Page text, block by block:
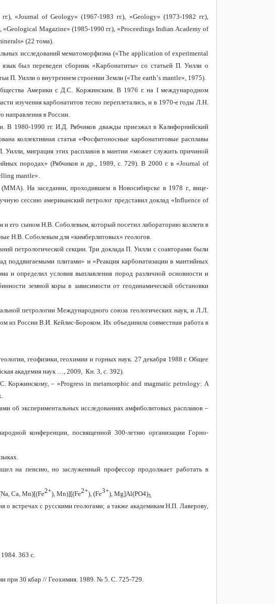
«Journal of Geology» (1967-1983 гг.), «Geology» (1973-1982 гг.),
«Geological Magazine» (1985-1990 гг.), «Proceedings Indian Academy of
» (22 тома).
исследований мематоморфизма («The application of experimental
был переведен сборник «Карбонатиты» со статьей П. Уилли о
П. Уилли о внутреннем строении Земли («The earth’s mantle», 1975).
Америки с Д.С. Коржинским. В 1976 г. на Iмеждународном
изучения карбонатитов тесно переплетались, и в 1970-е годы Л.Н.
направления в России.
В 1980-1990 гг. И.Д. Рябчиков дважды приезжал в Калифорнийский
коллективная статья «Фосфатоносные карбонатитовые расплавы
миграция этих расплавов в мантии «может служить причиной
породах» (Рябчиков и др., 1989, с. 729). В 2000 г. в «Journal of
mantle».
На заседании, проходившем в Новосибирске в 1978 г., вице-
сессию американский петролог представил доклад «Influence of
и его сыном Н.В. Соболевым, который посетил лабораторию коллеги в
Н.В. Соболевым для «кимберлитовых» геологов.
петрологической секции. Три доклада П. Уилли с соавторами были
поддвигаемыми плитами» и «Реакция карбонатизации в мантийных
и определил условия выплавления пород различной основности и
земной коры в зависимости от геодинамической обстановки
петрологии Международного союза геологических наук, и Л.Л.
из России В.И. Кейлис-Бороком. Их объединила совместная работа в
геофизики, геохимии и горных наук. 27 декабря 1988 г. Общее
академия наук …, 2009, Кн. 3, с. 392).
Коржинскому, – «Progress in metamorphic and magmatic petrology:A
об экспериментальных исследованиях амфиболитовых расплавов –
конференции, посвященной 300-летию организации Горно-
на пенсию, но заслуженный профессор продолжает работать в
Na, Ca, Mn)[(Fe2+), Mn)][(Fe2+), (Fe3+), Mg]Al(PO4)3.
встречах с русскими геологами; а также академикам Н.П. Лаверову,
363 с.
при 30 кбар // Геохимия. 1989. № 5. С. 725-729.